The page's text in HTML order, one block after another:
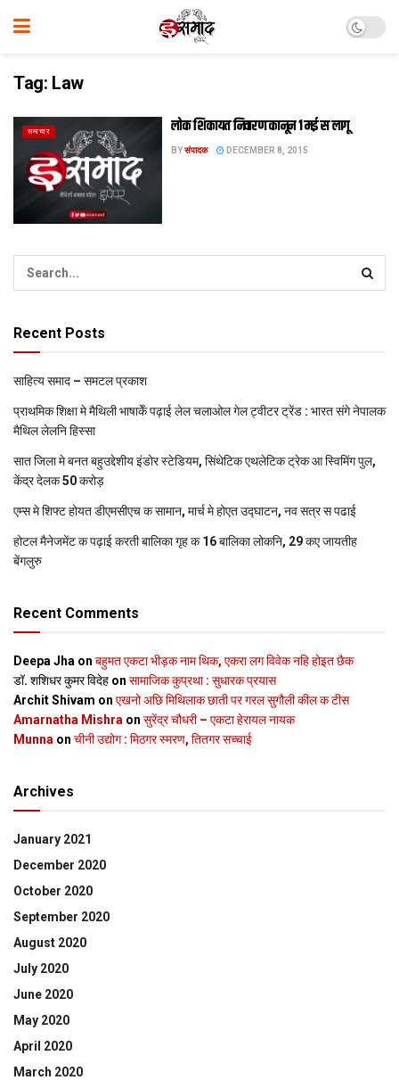
Tag: Law
समाचार लोक शिकायत निवारण कानून 1 मई स लागू
BYसंपादक DECEMBER 8, 2015
Recent Posts
साहित्य समाद – समटल प्रकाश
प्राथमिक शि‍क्षा मे मैथि‍ली भाषाकेँ पढ़ाई लेल चलाओल गेल ट्वीटर ट्रेंड : भारत संगे नेपालक
मैथिल लेलनि हिस्सा
सात जिला मे बनत बहुउद्देशीय इंडोर स्‍टेडि‍यम, सिंथेटिक एथलेटिक ट्रेक आ स्विमिंग पुल,
केंद्र देलक 50 करोड़
एम्स मे शिफ्ट होयत डीएमसीएच क सामान, मार्च मे होएत उद्घाटन, नव सत्र स पढाई
होटल मैनेजमेंट क पढ़ाई करती बालिका गृह क 16 बालिका लोकनि, 29 कए जायतीह
बेंगलुरु
Recent Comments
Deepa Jha on बहुमत एकटा भीड़क नाम थिक, एकरा लग विवेक नहि होइत छैक
डॉ. शशिधर कुमर विदेह on सामाजिक कुप्रथा : सुधारक प्रयास
Archit Shivam on एखनो अछि मिथिलाक छाती पर गरल सुगौली कील क टीस
Amarnatha Mishra on सुरेंद्र चौधरी – एकटा हेरायल नायक
Munna on चीनी उद्योग : मिठगर स्‍मरण, तितगर सच्‍चाई
Archives
January 2021
December 2020
October 2020
September 2020
August 2020
July 2020
June 2020
May 2020
April 2020
March 2020